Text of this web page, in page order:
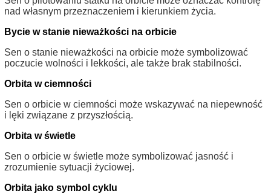
nad własnym przeznaczeniem i kierunkiem życia.
Bycie w stanie nieważkości na orbicie
Sen o stanie nieważkości na orbicie może symbolizować
poczucie wolności i lekkości, ale także brak stabilności.
Orbita w ciemności
Sen o orbicie w ciemności może wskazywać na niepewność
i lęki związane z przyszłością.
Orbita w świetle
Sen o orbicie w świetle może symbolizować jasność i
zrozumienie sytuacji życiowej.
Orbita jako symbol cyklu